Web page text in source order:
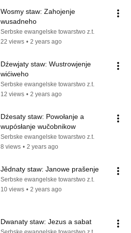
Wosmy staw: Zahojenje
wusadneho
Serbske ewangelske towarstwo z.t.
22 views • 2 years ago
Dźewjaty staw: Wustrowjenje
wićiweho
Serbske ewangelske towarstwo z.t.
12 views • 2 years ago
Dźesaty staw: Powołanje a
wupósłanje wučobnikow
Serbske ewangelske towarstwo z.t.
8 views • 2 years ago
Jědnaty staw: Janowe prašenje
Serbske ewangelske towarstwo z.t.
10 views • 2 years ago
Dwanaty staw: Jezus a sabat